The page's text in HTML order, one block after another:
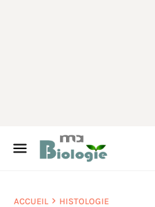
ACCUEIL HISTOLOGIE